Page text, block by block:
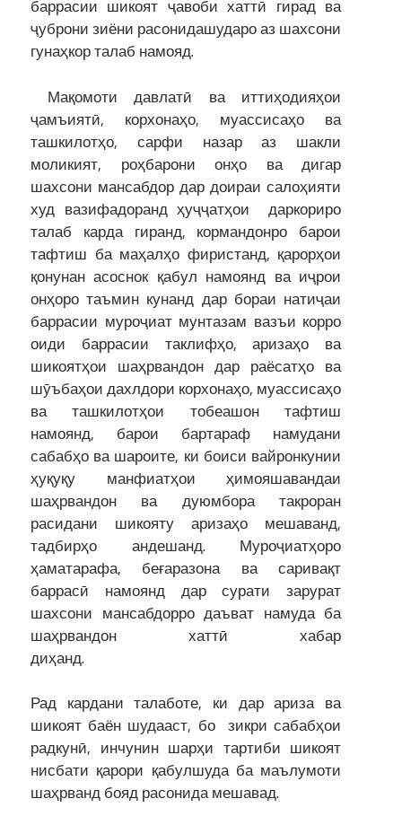
баррасии шикоят ҷавоби хаттӣ гирад ва
ҷуброни зиёни расонидашударо аз шахсони
гунаҳкор талаб намояд.
Мақомоти давлатӣ ва иттиҳодияҳои
ҷамъиятӣ, корхонаҳо, муассисаҳо ва
ташкилотҳо, сарфи назар аз шакли
моликият, роҳбарони онҳо ва дигар
шахсони мансабдор дар доираи салоҳияти
худ вазифадоранд ҳуҷҷатҳои
даркориро
талаб карда гиранд, кормандонро барои
тафтиш ба маҳалҳо фиристанд, қарорҳои
қонунан асоснок қабул намоянд ва иҷрои
онҳоро таъмин кунанд дар бораи натиҷаи
баррасии муроҷиат мунтазам вазъи корро
оиди баррасии таклифҳо, аризаҳо ва
шикоятҳои шаҳрвандон дар раёсатҳо ва
шӯъбаҳои дахлдори корхонаҳо, муассисаҳо
ва ташкилотҳои тобеашон тафтиш
намоянд, барои бартараф намудани
сабабҳо ва шароите, ки боиси вайронкунии
ҳуқуқу манфиатҳои ҳимояшавандаи
шаҳрвандон ва дуюмбора такроран
расидани шикояту аризаҳо мешаванд,
тадбирҳо андешанд. Муроҷиатҳоро
ҳаматарафа, беғаразона ва саривақт
баррасӣ намоянд дар сурати зарурат
шахсони мансабдорро даъват намуда ба
шаҳрвандон хаттӣ хабар
диҳанд.
Рад кардани талаботе, ки дар ариза ва
шикоят баён шудааст, бо зикри сабабҳои
радкунӣ, инчунин шарҳи тартиби шикоят
нисбати қарори қабулшуда ба маълумоти
шаҳрванд бояд расонида мешавад.